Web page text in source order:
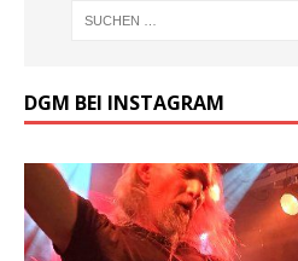
DGM BEI INSTAGRAM